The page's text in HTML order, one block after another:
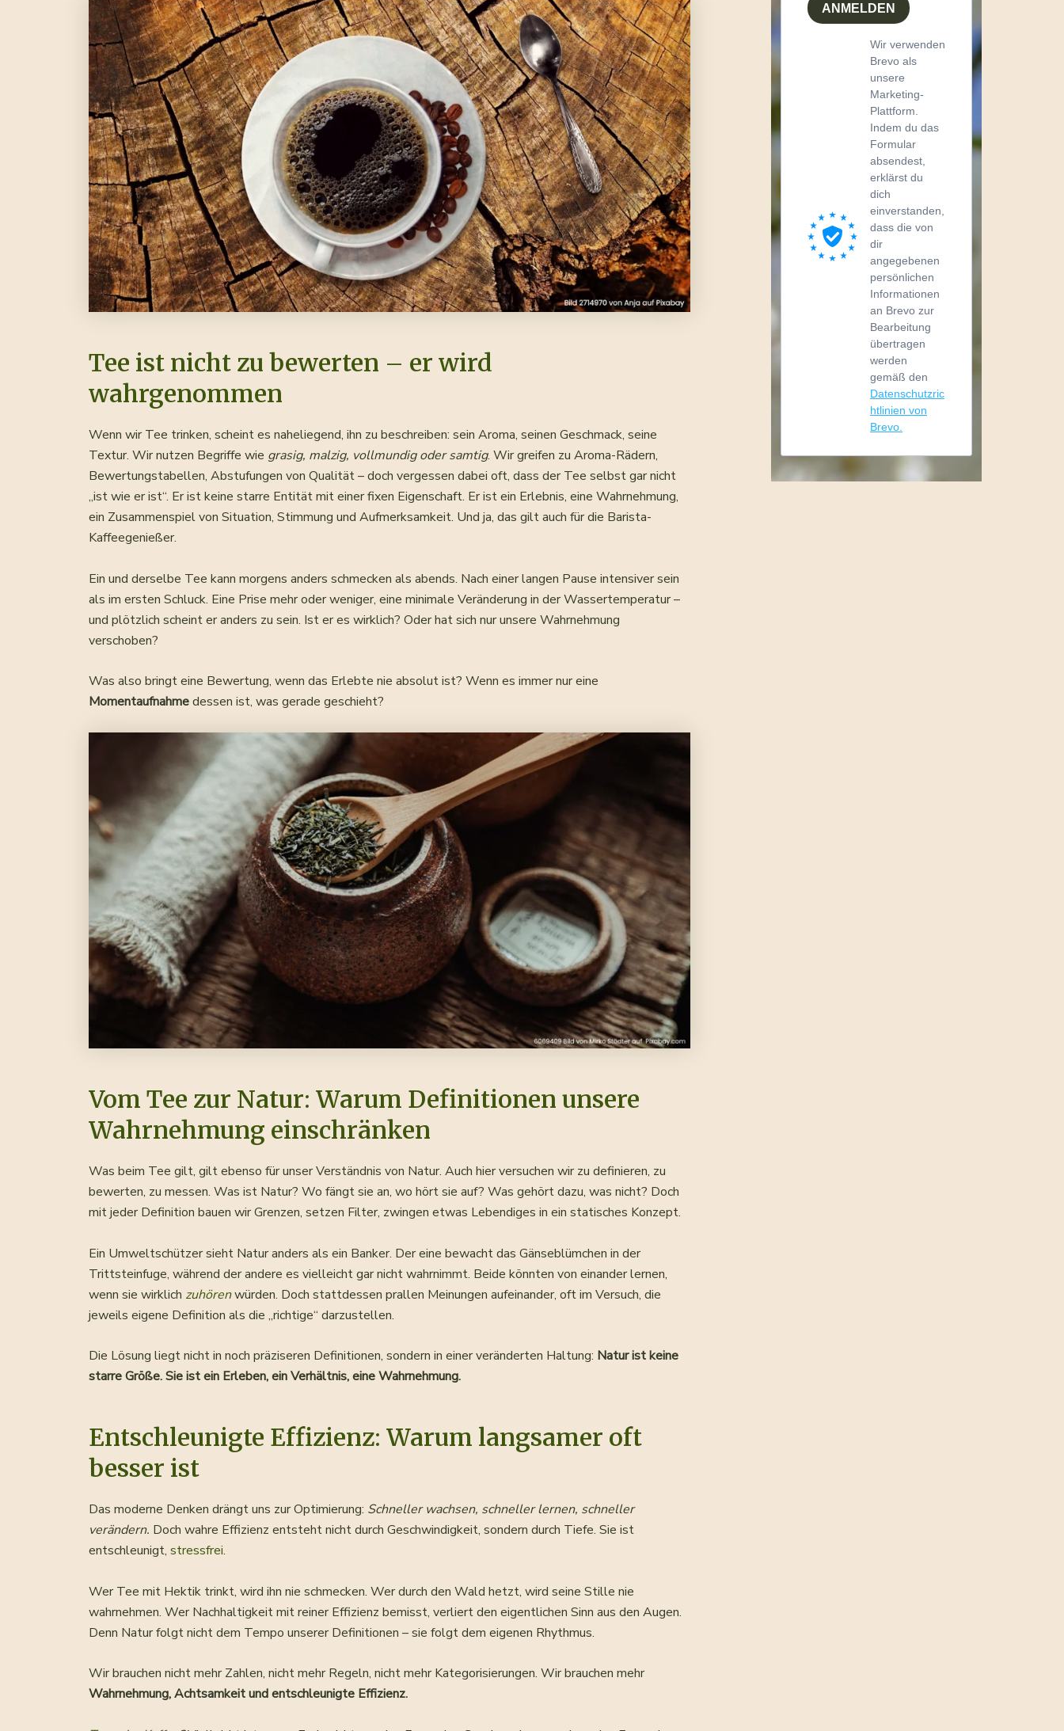
Tee ist nicht zu bewerten – er wird
wahrgenommen
Wenn wir Tee trinken, scheint es naheliegend, ihn zu beschreiben: sein Aroma, seinen Geschmack, seine
Textur. Wir nutzen Begriffe wie grasig, malzig, vollmundig oder samtig. Wir greifen zu Aroma-Rädern,
Bewertungstabellen, Abstufungen von Qualität – doch vergessen dabei oft, dass der Tee selbst gar nicht
„ist wie er ist“. Er ist keine starre Entität mit einer fixen Eigenschaft. Er ist ein Erlebnis, eine Wahrnehmung,
ein Zusammenspiel von Situation, Stimmung und Aufmerksamkeit. Und ja, das gilt auch für die Barista-
Kaffeegenießer.
Ein und derselbe Tee kann morgens anders schmecken als abends. Nach einer langen Pause intensiver sein
als im ersten Schluck. Eine Prise mehr oder weniger, eine minimale Veränderung in der Wassertemperatur –
und plötzlich scheint er anders zu sein. Ist er es wirklich? Oder hat sich nur unsere Wahrnehmung
verschoben?
Was also bringt eine Bewertung, wenn das Erlebte nie absolut ist? Wenn es immer nur eine
Momentaufnahmedessen ist, was gerade geschieht?
Vom Tee zur Natur: Warum Definitionen unsere
Wahrnehmung einschränken
Was beim Tee gilt, gilt ebenso für unser Verständnis von Natur. Auch hier versuchen wir zu definieren, zu
bewerten, zu messen. Was ist Natur? Wo fängt sie an, wo hört sie auf? Was gehört dazu, was nicht? Doch
mit jeder Definition bauen wir Grenzen, setzen Filter, zwingen etwas Lebendiges in ein statisches Konzept.
Ein Umweltschützer sieht Natur anders als ein Banker. Der eine bewacht das Gänseblümchen in der
Trittsteinfuge, während der andere es vielleicht gar nicht wahrnimmt. Beide könnten von einander lernen,
wenn sie wirklich zuhörenwürden. Doch stattdessen prallen Meinungen aufeinander, oft im Versuch, die
jeweils eigene Definition als die „richtige“ darzustellen.
Die Lösung liegt nicht in noch präziseren Definitionen, sondern in einer veränderten Haltung: Natur ist keine
starre Größe. Sie ist ein Erleben, ein Verhältnis, eine Wahrnehmung.
Entschleunigte Effizienz: Warum langsamer oft
besser ist
Das moderne Denken drängt uns zur Optimierung: Schneller wachsen, schneller lernen, schneller
verändern. Doch wahre Effizienz entsteht nicht durch Geschwindigkeit, sondern durch Tiefe. Sie ist
entschleunigt, stressfrei.
Wer Tee mit Hektik trinkt, wird ihn nie schmecken. Wer durch den Wald hetzt, wird seine Stille nie
wahrnehmen. Wer Nachhaltigkeit mit reiner Effizienz bemisst, verliert den eigentlichen Sinn aus den Augen.
Denn Natur folgt nicht dem Tempo unserer Definitionen – sie folgt dem eigenen Rhythmus.
Wir brauchen nicht mehr Zahlen, nicht mehr Regeln, nicht mehr Kategorisierungen. Wir brauchen mehr
Wahrnehmung, Achtsamkeit und entschleunigte Effizienz.
ANMELDEN
Wir verwenden
Brevo als
unsere
Marketing-
Plattform.
Indem du das
Formular
absendest,
erklärst du
dich
einverstanden,
dass die von
dir
angegebenen
persönlichen
Informationen
an Brevo zur
Bearbeitung
übertragen
werden
gemäß den
Datenschutzric
htlinien von
Brevo.